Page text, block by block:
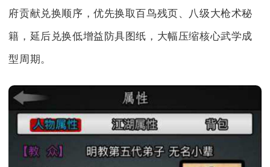
府贡献兑换顺序，优先换取百鸟残页、八级大枪术秘
籍，延后兑换低增益防具图纸，大幅压缩核心武学成
型周期。